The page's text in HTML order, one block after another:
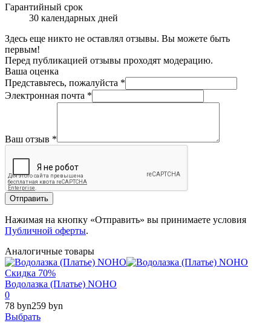
Гарантийный срок
30 календарных дней
Здесь еще никто не оставлял отзывы. Вы можете быть
первым!
Перед публикацией отзывы проходят модерацию.
Ваша оценка
Представьтесь, пожалуйста *
Электронная почта *
Ваш отзыв *
Отправить
Нажимая на кнопку «Отправить» вы принимаете условия
Публичной оферты.
Аналогичные товары
Скидка 70%
Водолазка (Платье) NOHO
0
78 byn259 byn
Выбрать